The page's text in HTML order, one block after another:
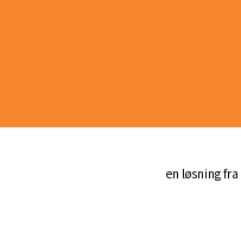
en løsning fra